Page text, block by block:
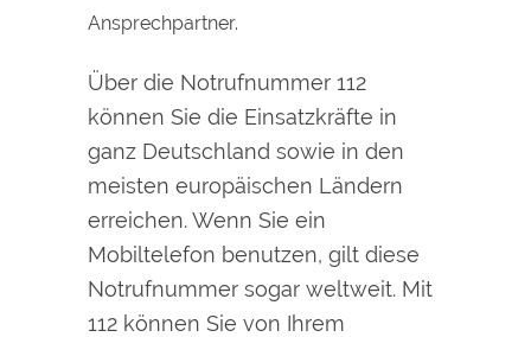
Ansprechpartner.
Über die Notrufnummer 112
können Sie die Einsatzkräfte in
ganz Deutschland sowie in den
meisten europäischen Ländern
erreichen. Wenn Sie ein
Mobiltelefon benutzen, gilt diese
Notrufnummer sogar weltweit. Mit
112 können Sie von Ihrem